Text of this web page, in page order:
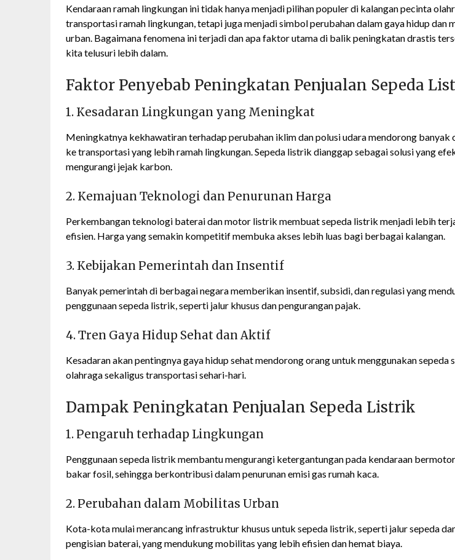
Kendaraan ramah lingkungan ini tidak hanya menjadi pilihan populer di kalangan pecinta
transportasi ramah lingkungan, tetapi juga menjadi simbol perubahan dalam gaya hidup dan
urban. Bagaimana fenomena ini terjadi dan apa faktor utama di balik peningkatan drastis
kita telusuri lebih dalam.
Faktor Penyebab Peningkatan Penjualan Sepeda
1. Kesadaran Lingkungan yang Meningkat
Meningkatnya kekhawatiran terhadap perubahan iklim dan polusi udara mendorong banyak
ke transportasi yang lebih ramah lingkungan. Sepeda listrik dianggap sebagai solusi yang
mengurangi jejak karbon.
2. Kemajuan Teknologi dan Penurunan Harga
Perkembangan teknologi baterai dan motor listrik membuat sepeda listrik menjadi lebih
efisien. Harga yang semakin kompetitif membuka akses lebih luas bagi berbagai kalangan.
3. Kebijakan Pemerintah dan Insentif
Banyak pemerintah di berbagai negara memberikan insentif, subsidi, dan regulasi yang
penggunaan sepeda listrik, seperti jalur khusus dan pengurangan pajak.
4. Tren Gaya Hidup Sehat dan Aktif
Kesadaran akan pentingnya gaya hidup sehat mendorong orang untuk menggunakan sepeda
olahraga sekaligus transportasi sehari-hari.
Dampak Peningkatan Penjualan Sepeda Listrik
1. Pengaruh terhadap Lingkungan
Penggunaan sepeda listrik membantu mengurangi ketergantungan pada kendaraan
bakar fosil, sehingga berkontribusi dalam penurunan emisi gas rumah kaca.
2. Perubahan dalam Mobilitas Urban
Kota-kota mulai merancang infrastruktur khusus untuk sepeda listrik, seperti jalur sepeda
pengisian baterai, yang mendukung mobilitas yang lebih efisien dan hemat biaya.